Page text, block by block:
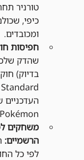
טורניר
כיפי,
ומכובדים.
חפיסות
בדיוק)
Pokémon.
משחקים
הרשמיים:
לפי כל